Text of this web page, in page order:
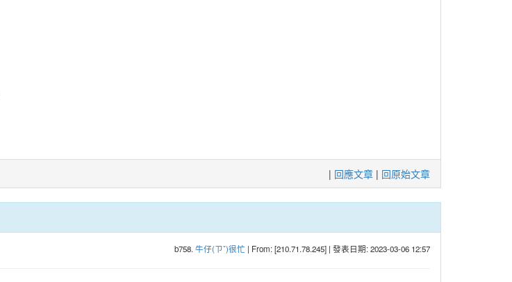
| 回應文章 | 回原始文章
b758. 牛仔(ㄗˇ)很忙 | From: [210.71.78.245] | 發表日期: 2023-03-06 12:57